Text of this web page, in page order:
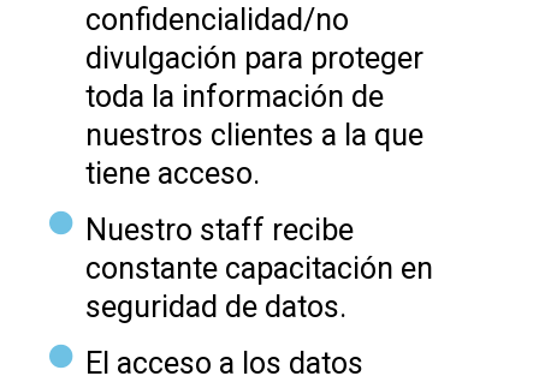
confidencialidad/no
divulgación para proteger
toda la información de
nuestros clientes a la que
tiene acceso.
Nuestro staff recibe
constante capacitación en
seguridad de datos.
El acceso a los datos